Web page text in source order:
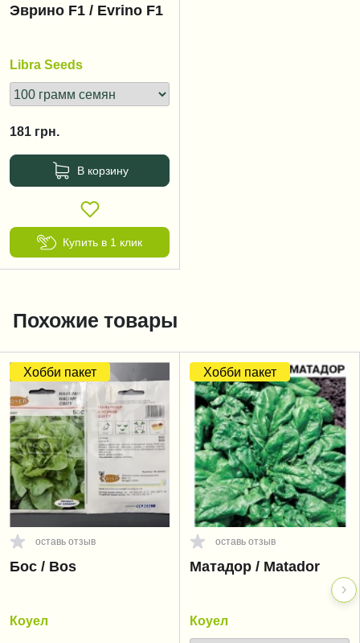
Эврино F1 / Evrino F1
Libra Seeds
181 грн.
В корзину
Купить в 1 клик
Похожие товары
Хобби пакет
оставь отзыв
Бос / Bos
Коуел
Хобби пакет
оставь отзыв
Матадор / Matador
Коуел